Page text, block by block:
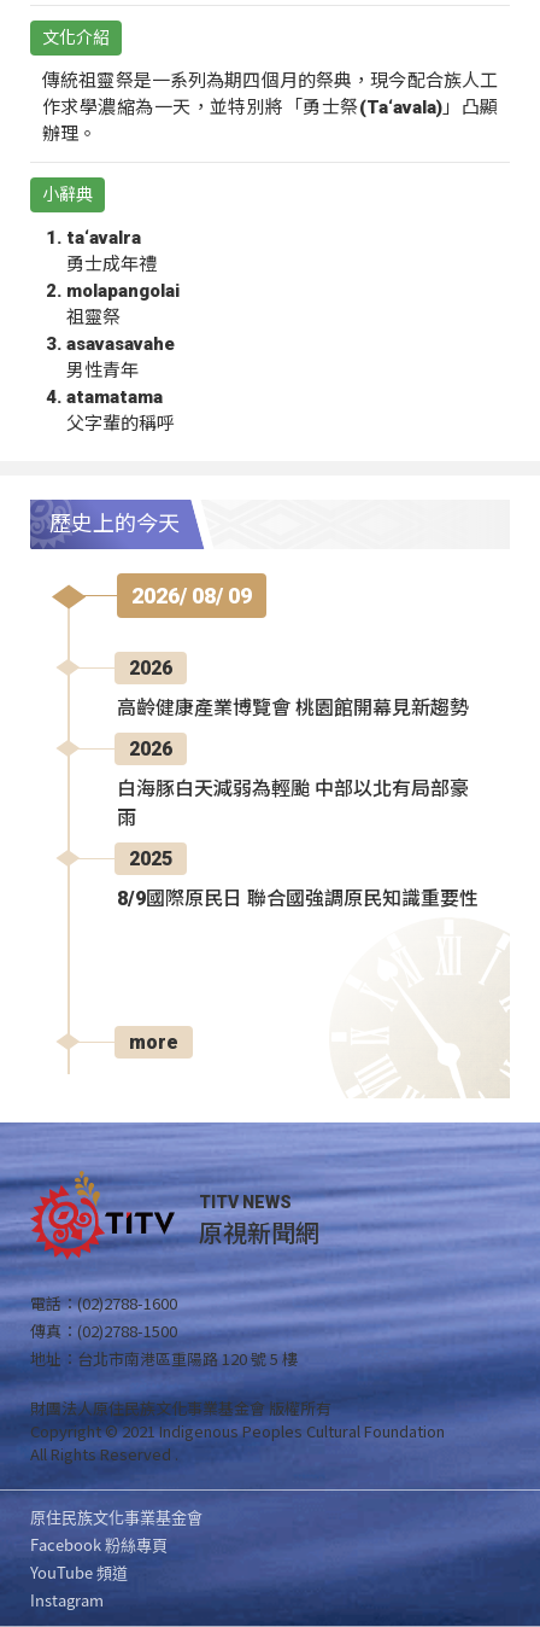
文化介紹
傳統祖靈祭是一系列為期四個月的祭典，現今配合族人工
作求學濃縮為一天，並特別將「勇士祭(Ta‘avala)」凸顯
辦理。
小辭典
ta‘avalra
勇士成年禮
molapangolai
祖靈祭
asavasavahe
男性青年
atamatama
父字輩的稱呼
歷史上的今天
2026/ 08/ 09
2026
高齡健康產業博覽會 桃園館開幕見新趨勢
2026
白海豚白天減弱為輕颱 中部以北有局部豪
雨
2025
8/9國際原民日 聯合國強調原民知識重要性
more
TITV NEWS
原視新聞網
電話：(02)2788-1600
傳真：(02)2788-1500
地址：台北市南港區重陽路 120 號 5 樓
財團法人原住民族文化事業基金會 版權所有
Copyright © 2021 Indigenous Peoples Cultural Foundation
All Rights Reserved .
原住民族文化事業基金會
Facebook 粉絲專頁
YouTube 頻道
Instagram